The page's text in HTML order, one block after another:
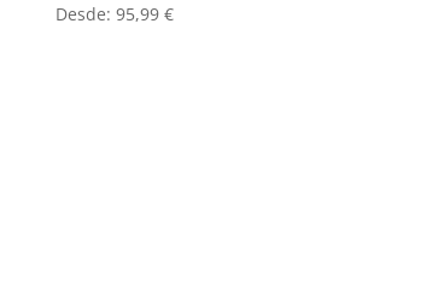
Desde: 95,99 €